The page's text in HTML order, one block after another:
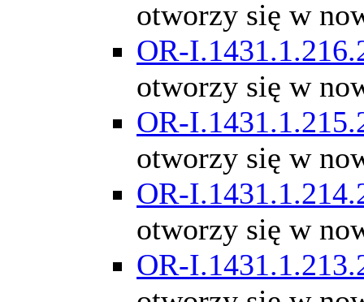
otworzy się w
OR-
otworzy się w
OR-
otworzy się w
OR-
otworzy się w
OR-